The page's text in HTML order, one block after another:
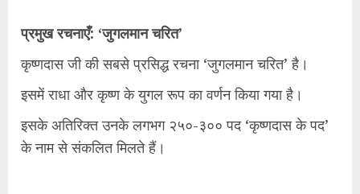
प्रमुख रचनाएँ: ‘जुगलमान चरित’
कृष्णदास जी की सबसे प्रसिद्ध रचना ‘जुगलमान चरित’ है।
इसमें राधा और कृष्ण के युगल रूप का वर्णन किया गया है।
इसके अतिरिक्त उनके लगभग २५०-३०० पद ‘कृष्णदास के पद’
के नाम से संकलित मिलते हैं।